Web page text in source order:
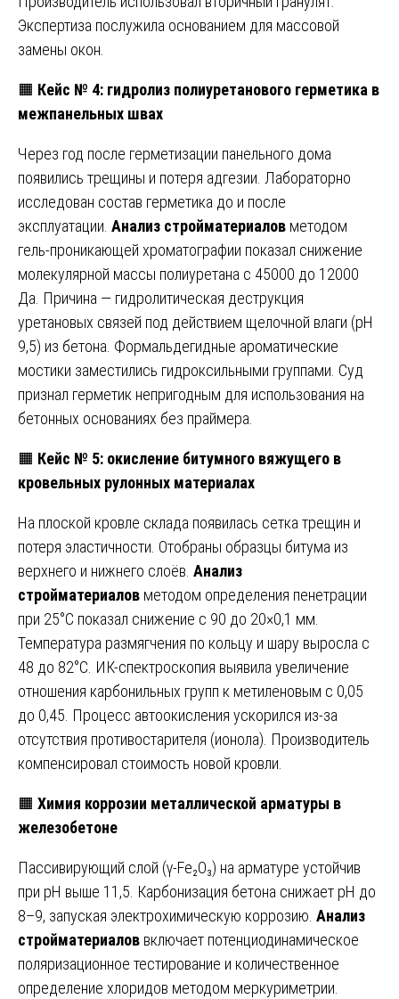
Экспертиза послужила основанием для массовой
замены окон.
🟧 Кейс № 4: гидролиз полиуретанового герметика в
межпанельных швах
Через год после герметизации панельного дома
появились трещины и потеря адгезии. Лабораторно
исследован состав герметика до и после
эксплуатации. Анализ стройматериалов методом
гель-проникающей хроматографии показал снижение
молекулярной массы полиуретана с 45000 до 12000
Да. Причина — гидролитическая деструкция
уретановых связей под действием щелочной влаги (pH
9,5) из бетона. Формальдегидные ароматические
мостики заместились гидроксильными группами. Суд
признал герметик непригодным для использования на
бетонных основаниях без праймера.
🟧 Кейс № 5: окисление битумного вяжущего в
кровельных рулонных материалах
На плоской кровле склада появилась сетка трещин и
потеря эластичности. Отобраны образцы битума из
верхнего и нижнего слоёв. Анализ
стройматериалов методом определения пенетрации
при 25°C показал снижение с 90 до 20×0,1 мм.
Температура размягчения по кольцу и шару выросла с
48 до 82°C. ИК-спектроскопия выявила увеличение
отношения карбонильных групп к метиленовым с 0,05
до 0,45. Процесс автоокисления ускорился из-за
отсутствия противостарителя (ионола). Производитель
компенсировал стоимость новой кровли.
🟧 Химия коррозии металлической арматуры в
железобетоне
Пассивирующий слой (γ-Fe₂O₃) на арматуре устойчив
при pH выше 11,5. Карбонизация бетона снижает pH до
8–9, запуская электрохимическую коррозию. Анализ
стройматериалов включает потенциодинамическое
поляризационное тестирование и количественное
определение хлоридов методом меркуриметрии.